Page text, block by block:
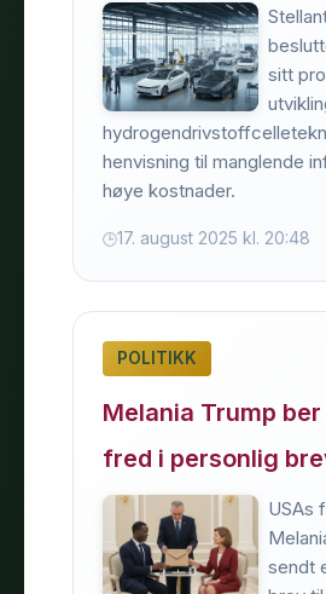
sitt
henvisning til manglende
høye kostnader.
17. august 2025 kl. 20:48
POLITIKK
Melania Trump ber
fred i personlig
USAs
sendt